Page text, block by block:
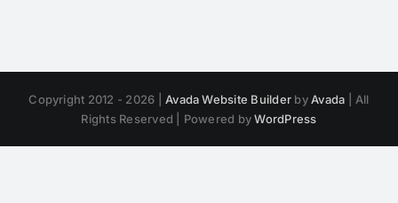
Copyright 2012 - 2026 |Avada Website Builder byAvada | All
Rights Reserved | Powered byWordPress